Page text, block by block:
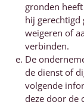
gronden
hij gerechtigd
weigeren of
verbinden.
De
de dienst of
volgende
deze door de